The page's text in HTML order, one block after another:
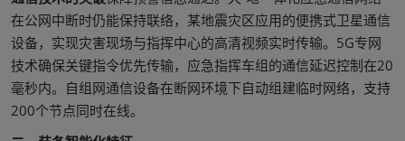
在公网中断时仍能保持联络，某地震灾区应用的便携式卫星通信
设备，实现灾害现场与指挥中心的高清视频实时传输。5G专网
技术确保关键指令优先传输，应急指挥车组的通信延迟控制在20
毫秒内。自组网通信设备在断网环境下自动组建临时网络，支持
200个节点同时在线。